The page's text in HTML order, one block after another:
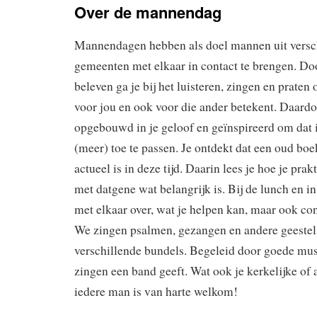
Over de mannendag
Mannendagen hebben als doel mannen uit
gemeenten met elkaar in contact te brengen.
beleven ga je bij het luisteren, zingen en praten
voor jou en ook voor die ander betekent.
opgebouwd in je geloof en geïnspireerd om
(meer) toe te passen. Je ontdekt dat een oud
actueel is in deze tijd. Daarin lees je hoe je
met datgene wat belangrijk is. Bij de lunch en
met elkaar over, wat je helpen kan, maar ook
We zingen psalmen, gezangen en andere
verschillende bundels. Begeleid door goede
zingen een band geeft. Wat ook je kerkelijke of
iedere man is van harte welkom!